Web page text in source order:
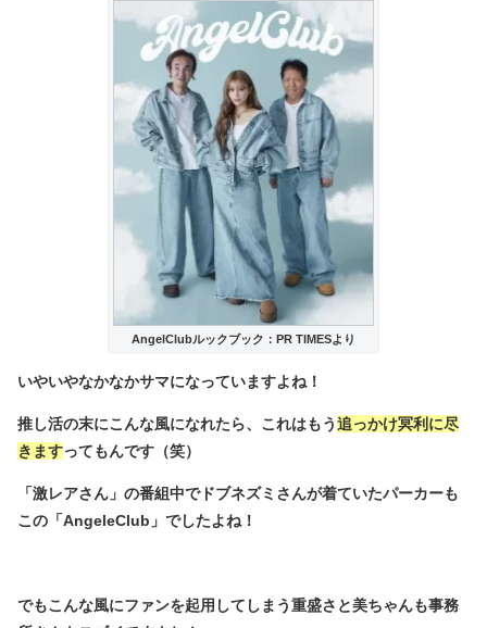
AngelClubルックブック：PR TIMESより
いやいやなかなかサマになっていますよね！
推し活の末にこんな風になれたら、これはもう追っかけ冥利に尽
きますってもんです（笑）
「激レアさん」の番組中でドブネズミさんが着ていたパーカーも
この「AngeleClub」でしたよね！
でもこんな風にファンを起用してしまう重盛さと美ちゃんも事務